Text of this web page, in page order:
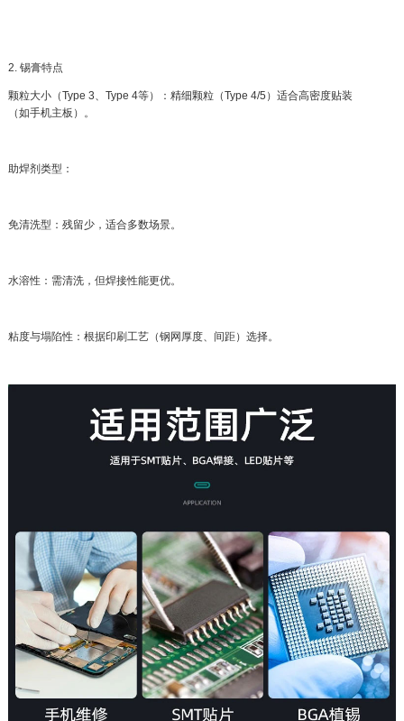
2. 锡膏特点
颗粒大小（Type 3、Type 4等）：精细颗粒（Type 4/5）适合高密度贴装
（如手机主板）。
助焊剂类型：
免清洗型：残留少，适合多数场景。
水溶性：需清洗，但焊接性能更优。
粘度与塌陷性：根据印刷工艺（钢网厚度、间距）选择。